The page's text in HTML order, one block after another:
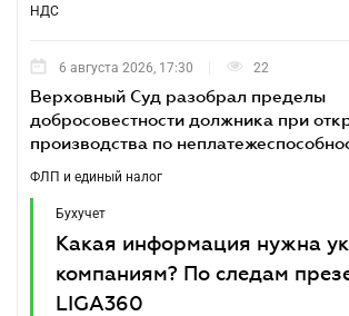
НДС
6 августа 2026, 17:30 22
Верховный Суд разобрал пределы
добросовестности должника при
производства по
ФЛП и единый налог
Бухучет
Какая информация нужна
компаниям? По следам
LIGA360